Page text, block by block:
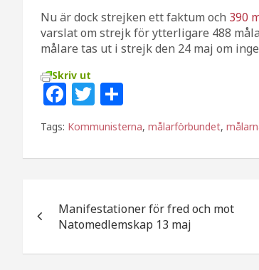
Nu är dock strejken ett faktum och 390
varslat om strejk för ytterligare 488
målare tas ut i strejk den 24 maj om
Skriv ut
F
a
c
e
o
o
k
T
w
itt
e
el
a
Tags: Kommunisterna, målarförbundet,
Manifestationer för fred och mot
Natomedlemskap 13 maj